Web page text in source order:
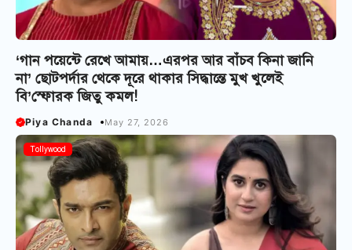
‘গান পয়েন্টে রেখে আমায়…এরপর আর বাঁচব কিনা জানি
না’ ছোটপর্দার থেকে দূরে থাকার সিদ্ধান্তে মুখ খুলেই
বি’স্ফোরক জিতু কমল!
Piya Chanda May 27, 2026
Tollywood